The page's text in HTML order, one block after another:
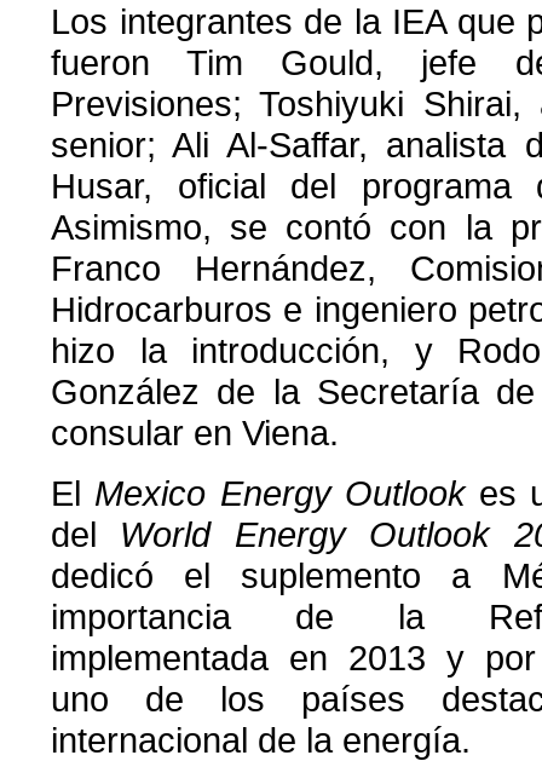
Los integrantes de la IEA que
fueron Tim Gould, jefe
Previsiones; Toshiyuki
senior; Ali Al-Saffar, analista
Husar, oficial del programa
Asimismo, se contó con la
Franco Hernández,
Hidrocarburos e ingeniero
hizo la introducción, y
González de la Secretaría
consular en Viena.
El Mexico Energy Outlookes
del World Energy Outlook
dedicó el suplemento a
importancia de la
implementada en 2013 y
uno de los países
internacional de la energía.